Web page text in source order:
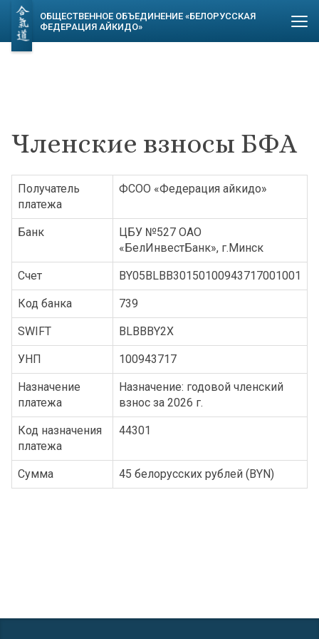
ОБЩЕСТВЕННОЕ ОБЪЕДИНЕНИЕ «БЕЛОРУССКАЯ
ФЕДЕРАЦИЯ АЙКИДО»
Членские взносы БФА
Получатель
платежа
ФСОО «Федерация айкидо»
Банк
ЦБУ №527 ОАО
«БелИнвестБанк», г.Минск
Счет BY05BLBB30150100943717001001
Код банка 739
SWIFT BLBBBY2X
УНП 100943717
Назначение
платежа
Назначение: годовой членский
взнос за 2026 г.
Код назначения
платежа
44301
Сумма 45 белорусских рублей (BYN)